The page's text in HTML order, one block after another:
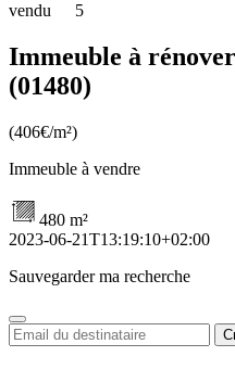
vendu 5
Immeuble à
(01480)
(406€/m²)
Immeuble à vendre
480 m²
2023-06-21T13:19:10+02:00
Sauvegarder ma recherche